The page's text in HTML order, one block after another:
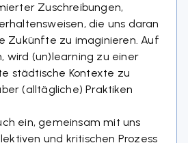
Zuschreibungen,
die uns daran
Zukünfte zu imaginieren. Auf
wird (un)learning zu einer
städtische Kontexte zu
(alltägliche) Praktiken
ein, gemeinsam mit uns
und kritischen Prozess